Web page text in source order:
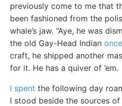
previously come to me that
been fashioned from the
whale’s jaw. “Aye, he was
the old Gay-Head Indian
craft, he shipped another
for it. He has a quiver of ’em.
I spent the following day
I stood beside the sources